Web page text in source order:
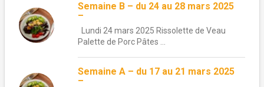
Semaine B – du 24 au 28 mars 2025
–
Lundi 24 mars 2025 Rissolette de Veau
Palette de Porc Pâtes ...
Semaine A – du 17 au 21 mars 2025
–